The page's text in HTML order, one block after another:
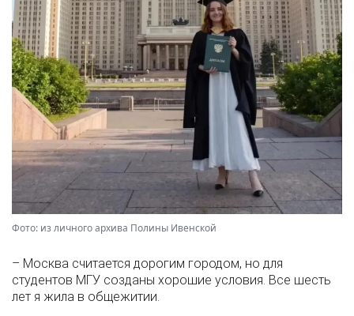
Фото: из личного архива Полины Ивенской
– Москва считается дорогим городом, но для
студентов МГУ созданы хорошие условия. Все шесть
лет я жила в общежитии.